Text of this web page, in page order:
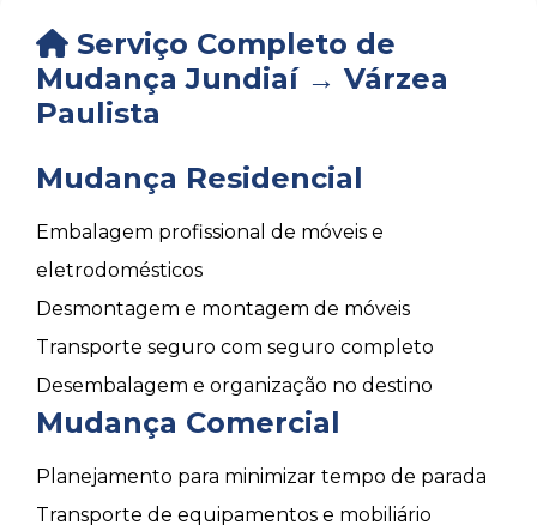
Serviço Completo de
Mudança Jundiaí → Várzea
Paulista
Mudança Residencial
Embalagem profissional de móveis e
eletrodomésticos
Desmontagem e montagem de móveis
Transporte seguro com seguro completo
Desembalagem e organização no destino
Mudança Comercial
Planejamento para minimizar tempo de parada
Transporte de equipamentos e mobiliário